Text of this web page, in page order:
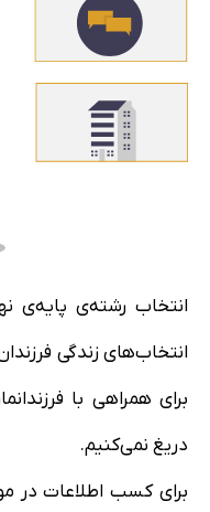
انتخاب رشته‌ی پایه‌ی
انتخاب‌های زندگی
برای همراهی با
دریغ نمی‌کنیم.
برای کسب اطلاعات در